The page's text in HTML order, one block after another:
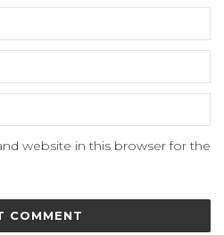
website in this browser for the